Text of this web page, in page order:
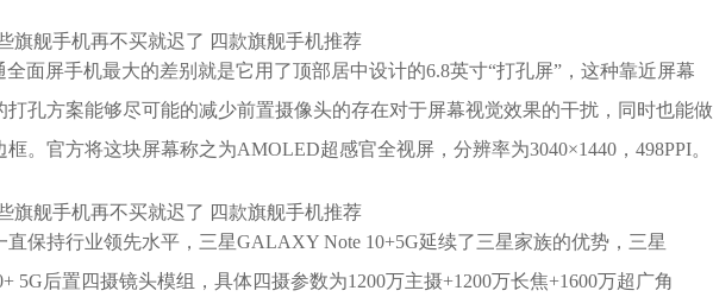
全面屏手机最大的差别就是它用了顶部居中设计的6.8英寸“打孔屏”，这种靠近屏幕
打孔方案能够尽可能的减少前置摄像头的存在对于屏幕视觉效果的干扰，同时也能做
。官方将这块屏幕称之为AMOLED超感官全视屏，分辨率为3040×1440，498PPI。
直保持行业领先水平，三星GALAXY Note 10+5G延续了三星家族的优势，三星
5G后置四摄镜头模组，具体四摄参数为1200万主摄+1200万长焦+1600万超广角